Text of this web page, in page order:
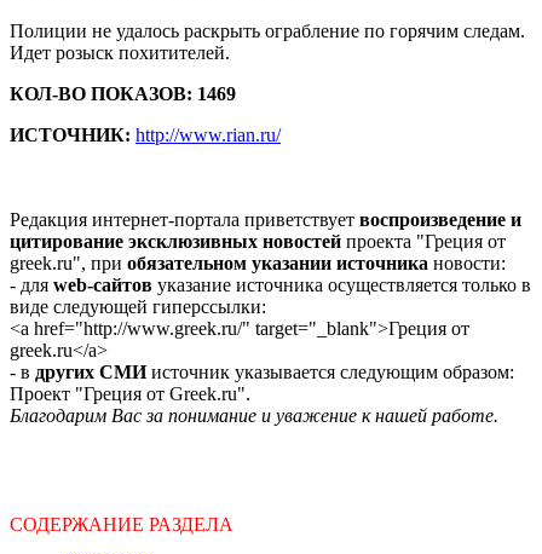
Полиции не удалось раскрыть ограбление по горячим следам.
Идет розыск похитителей.
КОЛ-ВО ПОКАЗОВ: 1469
ИСТОЧНИК: http://www.rian.ru/
Редакция интернет-портала приветствует воспроизведение и
цитирование эксклюзивных новостей проекта "Греция от
greek.ru", при обязательном указании источника новости:
- для web-сайтов указание источника осуществляется только в
виде следующей гиперссылки:
<a href="http://www.greek.ru/" target="_blank">Греция от
greek.ru</a>
- в других СМИисточник указывается следующим образом:
Проект "Греция от Greek.ru".
Благодарим Вас за понимание и уважение к нашей работе.
СОДЕРЖАНИЕ РАЗДЕЛА